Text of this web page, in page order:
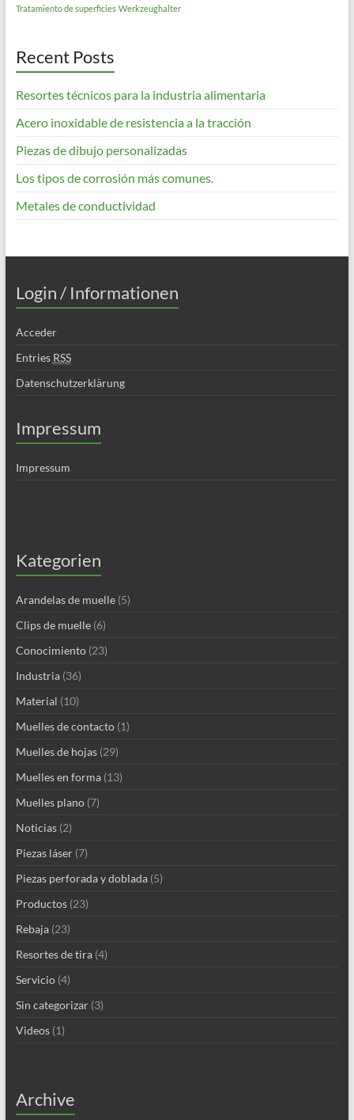
Tratamiento de superficies Werkzeughalter
Recent Posts
Resortes técnicos para la industria alimentaria
Acero inoxidable de resistencia a la tracción
Piezas de dibujo personalizadas
Los tipos de corrosión más comunes.
Metales de conductividad
Login / Informationen
Acceder
Entries RSS
Datenschutzerklärung
Impressum
Impressum
Kategorien
Arandelas de muelle(5)
Clips de muelle(6)
Conocimiento(23)
Industria(36)
Material (10)
Muelles de contacto(1)
Muelles de hojas(29)
Muelles en forma(13)
Muelles plano(7)
Noticias(2)
Piezas láser(7)
Piezas perforada y doblada(5)
Productos(23)
Rebaja(23)
Resortes de tira(4)
Servicio(4)
Sin categorizar(3)
Videos(1)
Archive